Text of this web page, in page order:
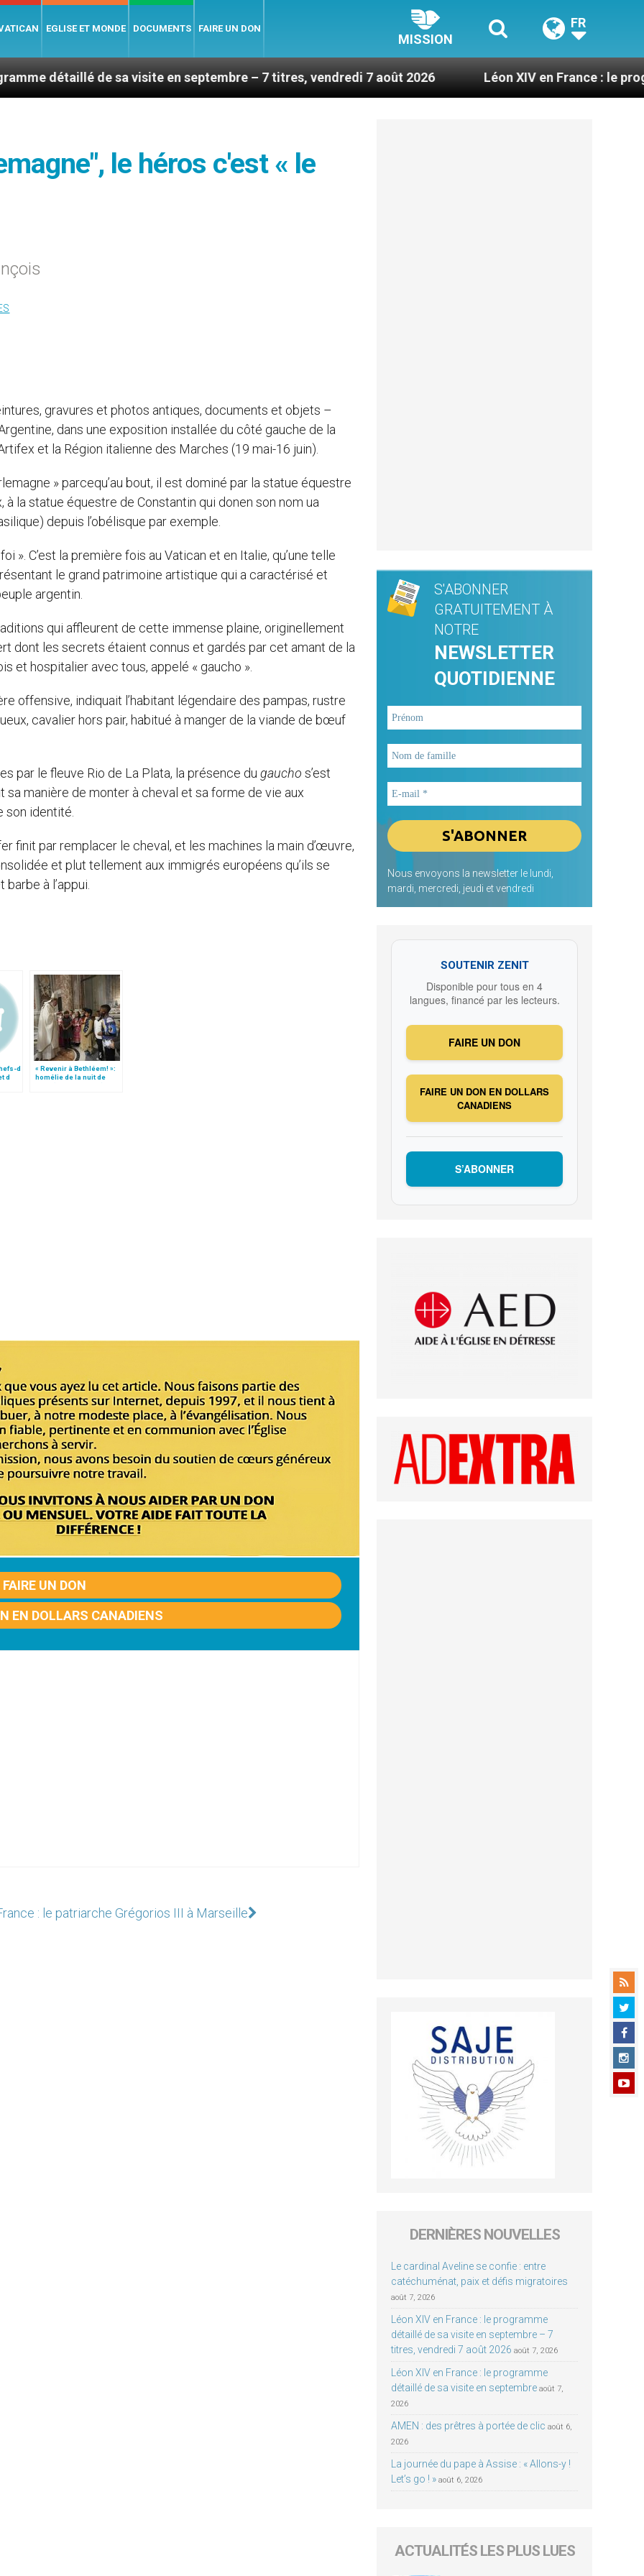
EGLISE ET MONDE DOCUMENTS FAIRE UN DON
MISSION
FR
de sa visite en septembre – 7 titres, vendredi 7 août 2026 Léon XIV en France : le programme
le héros c'est « le
gravures et photos antiques, documents et objets –
dans une exposition installée du côté gauche de la
et la Région italienne des Marches (19 mai-16 juin).
» parcequ’au bout, il est dominé par la statue équestre
la statue équestre de Constantin qui donen son nom ua
depuis l’obélisque par exemple.
». C’est la première fois au Vatican et en Italie, qu’une telle
le grand patrimoine artistique qui a caractérisé et
argentin.
qui affleurent de cette immense plaine, originellement
dont les secrets étaient connus et gardés par cet amant de la
et hospitalier avec tous, appelé « gaucho ».
offensive, indiquait l’habitant légendaire des pampas, rustre
cavalier hors pair, habitué à manger de la viande de bœuf
par le fleuve Rio de La Plata, la présence du gaucho s’est
sa manière de monter à cheval et sa forme de vie aux
son identité.
finit par remplacer le cheval, et les machines la main d’œuvre,
et plut tellement aux immigrés européens qu’ils se
à l’appui.
d
d
« Revenir à Bethléem! »:
homélie de la nuit de
Noël (texte complet)
FAIRE UN DON
EN DOLLARS CANADIENS
: le patriarche Grégorios III à Marseille
S'ABONNER
GRATUITEMENT À
NOTRE
NEWSLETTER
QUOTIDIENNE
Nous envoyons la newsletter le lundi,
mardi, mercredi, jeudi et vendredi
SOUTENIR ZENIT
Disponible pour tous en 4
langues, financé par les lecteurs.
FAIRE UN DON
FAIRE UN DON EN DOLLARS
CANADIENS
S’ABONNER
DERNIÈRES NOUVELLES
Le cardinal Aveline se confie : entre
catéchuménat, paix et défis migratoires
août 7, 2026
Léon XIV en France : le programme
détaillé de sa visite en septembre – 7
titres, vendredi 7 août 2026 août 7, 2026
Léon XIV en France : le programme
détaillé de sa visite en septembre août 7,
2026
AMEN : des prêtres à portée de clic août 6,
2026
La journée du pape à Assise : « Allons-y !
Let’s go ! » août 6, 2026
ACTUALITÉS LES PLUS LUES